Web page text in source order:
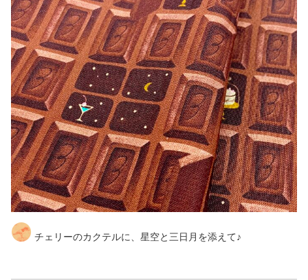
チェリーのカクテルに、星空と三日月を添えて♪